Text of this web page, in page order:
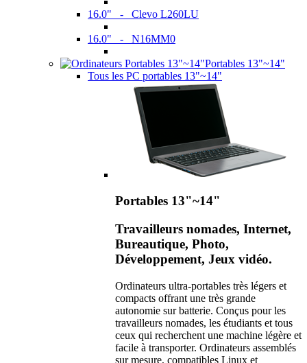
16.0" - Clevo L260LU
16.0" - N16MM0
Portables 13"~14"
Tous les PC portables 13"~14"
Portables 13"~14"
Travailleurs nomades, Internet,
Bureautique, Photo,
Développement, Jeux vidéo.
Ordinateurs ultra-portables très légers et
compacts offrant une très grande
autonomie sur batterie. Conçus pour les
travailleurs nomades, les étudiants et tous
ceux qui recherchent une machine légère et
facile à transporter. Ordinateurs assemblés
sur mesure, compatibles Linux et